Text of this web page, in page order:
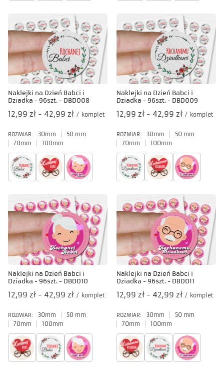
Naklejki na Dzień Babci i
Dziadka - 96szt. - DBD008
od
12,99 zł - do
42,99 zł / komplet
ROZMIAR: 30mm
50 mm
70mm
100mm
Naklejki na Dzień Babci i
Dziadka - 96szt. - DBD009
od
12,99 zł - do
42,99 zł / komplet
ROZMIAR: 30mm
50 mm
70mm
100mm
Naklejki na Dzień Babci i
Dziadka - 96szt. - DBD010
od
12,99 zł - do
42,99 zł / komplet
ROZMIAR: 30mm
50 mm
70mm
100mm
Naklejki na Dzień Babci i
Dziadka - 96szt. - DBD011
od
12,99 zł - do
42,99 zł / komplet
ROZMIAR: 30mm
50 mm
70mm
100mm